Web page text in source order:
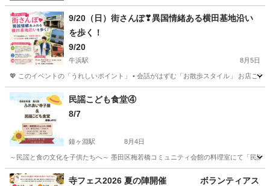
9/20（日）街さんぽ❣異国情緒ある横田基地沿い
を歩く！
9/20
牛浜駅 8月5日
💖 このイベントの「うれしいポイント」 • 会話がはずむ「お散歩スタイル」 お店ご
東京 福生市 牛浜駅 地域/お祭り
民謡こども食堂④
8/7
鐘ヶ淵駅 8月4日
～民謡と食の文化を子供たちへ～ 墨田区梅若橋コミュニティ会館の料理室にて「民
東京 墨田区 地域/お祭り
寺フェス2026 夏の陣開催 ボランティアス